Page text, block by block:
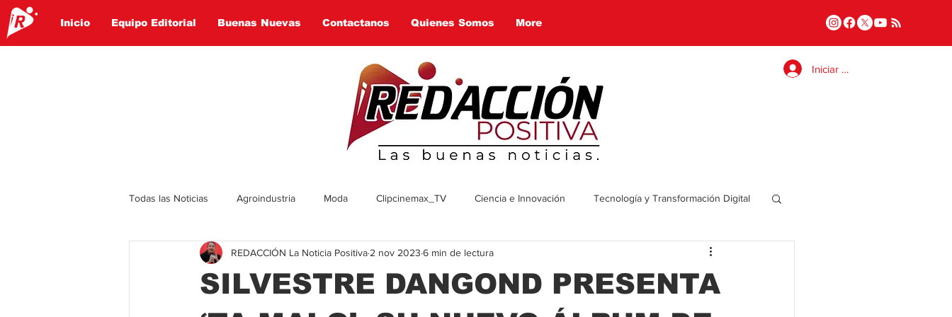
Inicio Equipo Editorial Buenas Nuevas Contactanos Quienes Somos More
Iniciar sesión
Todas las Noticias Agroindustria Moda Clipcinemax_TV Ciencia e Innovación Tecnología y Transformación Digital
Politica Entretenimiento Deportes Tecnologia
Turismo Economía Economía Política Arte Social Farandula Internacional
SILVESTRE DANGOND PRESENTA
REDACCIÓN La Noticia Positiva 2 nov 2023 6 min de lectura